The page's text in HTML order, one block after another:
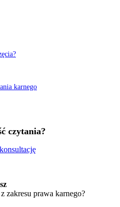
karnego
czytania?
zakresu prawa karnego?